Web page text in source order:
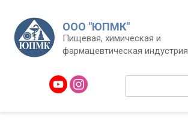
контенту
ООО "ЮПМК"
Пищевая, химическая и
фармацевтическая индустрия